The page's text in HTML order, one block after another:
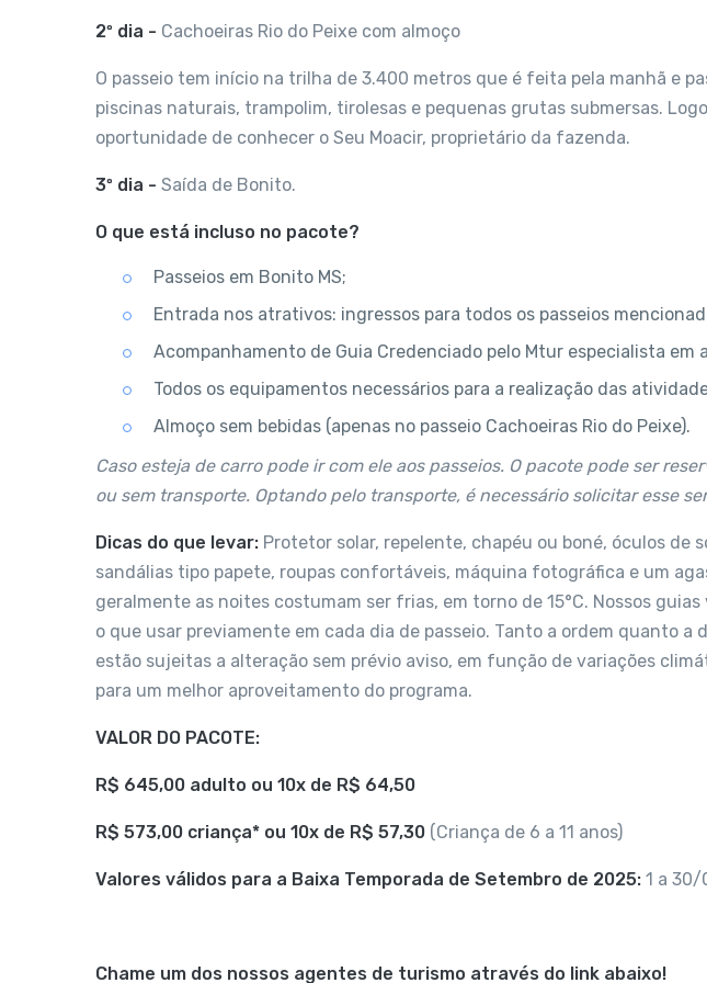
2º dia - Cachoeiras Rio do Peixe com almoço
O passeio tem início na trilha de 3.400 metros que é feita pela manhã e
piscinas naturais, trampolim, tirolesas e pequenas grutas submersas.
oportunidade de conhecer o Seu Moacir, proprietário da fazenda.
3º dia - Saída de Bonito.
O que está incluso no pacote?
Passeios em Bonito MS;
Entrada nos atrativos: ingressos para todos os passeios
Acompanhamento de Guia Credenciado pelo Mtur especialista em
Todos os equipamentos necessários para a realização das
Almoço sem bebidas (apenas no passeio Cachoeiras Rio do Peixe).
Caso esteja de carro pode ir com ele aos passeios. O pacote pode ser
ou sem transporte. Optando pelo transporte, é necessário solicitar esse
Dicas do que levar: Protetor solar, repelente, chapéu ou boné, óculos de
sandálias tipo papete, roupas confortáveis, máquina fotográfica e um
geralmente as noites costumam ser frias, em torno de 15°C. Nossos
o que usar previamente em cada dia de passeio. Tanto a ordem quanto a
estão sujeitas a alteração sem prévio aviso, em função de variações
para um melhor aproveitamento do programa.
VALOR DO PACOTE:
R$ 645,00 adulto ou 10x de R$ 64,50
R$ 573,00 criança* ou 10x de R$ 57,30 (Criança de 6 a 11 anos)
Valores válidos para a Baixa Temporada de Setembro de 2025: 1 a
Chame um dos nossos agentes de turismo através do link abaixo!